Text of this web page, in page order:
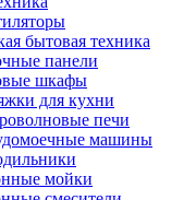
бытовая техника
панели
шкафы
для кухни
печи
машины
мойки